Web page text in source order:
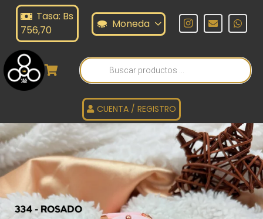
Tasa: Bs
756,70
Moneda
Búsqueda
de
productos
CUENTA / REGISTRO